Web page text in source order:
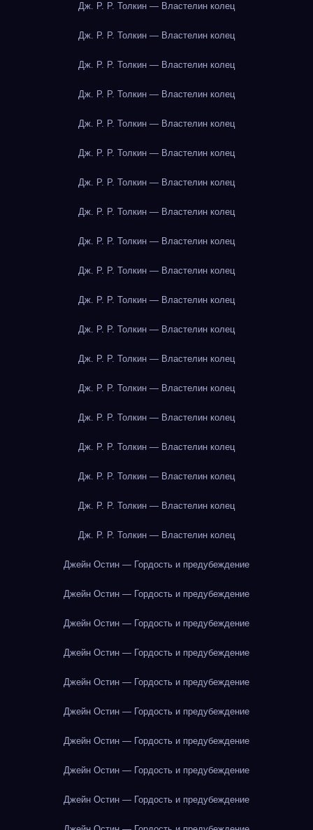
Дж. Р. Р. Толкин — Властелин колец
Дж. Р. Р. Толкин — Властелин колец
Дж. Р. Р. Толкин — Властелин колец
Дж. Р. Р. Толкин — Властелин колец
Дж. Р. Р. Толкин — Властелин колец
Дж. Р. Р. Толкин — Властелин колец
Дж. Р. Р. Толкин — Властелин колец
Дж. Р. Р. Толкин — Властелин колец
Дж. Р. Р. Толкин — Властелин колец
Дж. Р. Р. Толкин — Властелин колец
Дж. Р. Р. Толкин — Властелин колец
Дж. Р. Р. Толкин — Властелин колец
Дж. Р. Р. Толкин — Властелин колец
Дж. Р. Р. Толкин — Властелин колец
Дж. Р. Р. Толкин — Властелин колец
Дж. Р. Р. Толкин — Властелин колец
Дж. Р. Р. Толкин — Властелин колец
Дж. Р. Р. Толкин — Властелин колец
Дж. Р. Р. Толкин — Властелин колец
Джейн Остин — Гордость и предубеждение
Джейн Остин — Гордость и предубеждение
Джейн Остин — Гордость и предубеждение
Джейн Остин — Гордость и предубеждение
Джейн Остин — Гордость и предубеждение
Джейн Остин — Гордость и предубеждение
Джейн Остин — Гордость и предубеждение
Джейн Остин — Гордость и предубеждение
Джейн Остин — Гордость и предубеждение